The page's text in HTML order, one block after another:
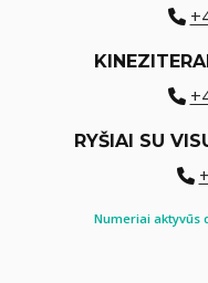
RYŠIAI SU
Numeriai aktyvūs